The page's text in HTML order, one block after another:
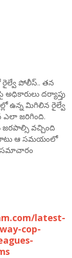
రైల్వే పోలీస్.. తన
దర్యాప్తు
ఉన్న మిగిలిన రైల్వే
ఎలా జరిగింది.
జరపాల్సి వచ్చింది
ఆ సమయంలో
సమాచారం
latest-
cop-